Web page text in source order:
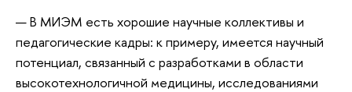
— В МИЭМ есть хорошие научные коллективы и
педагогические кадры: к примеру, имеется научный
потенциал, связанный с разработками в области
высокотехнологичной медицины, исследованиями